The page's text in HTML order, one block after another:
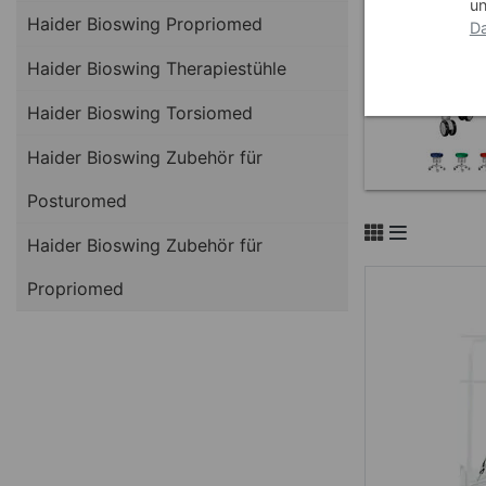
Haider Bioswing Propriomed
Haider Bioswing Therapiestühle
Haider Bioswing Torsiomed
Haider Bioswing Zubehör für
Posturomed
Haider Bioswing Zubehör für
Propriomed